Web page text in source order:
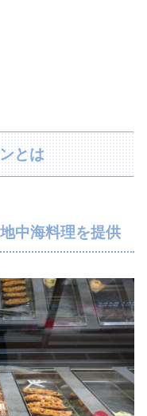
とは
中海料理を提供